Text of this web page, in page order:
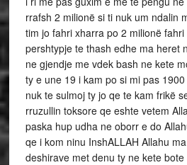
rrafsh 2 milionë si ti nuk um ndalin
tim jo fahri xharra po 2 milionë
pershtypje te thash edhe ma heret
ne gjendje me vdek bash ne kete
ty e une 19 i kam po si mi pas
nuk te sulmoj ty jo qe te kam frikë
rruzullin toksore qe eshte vetem
paska hup udha ne oborr e do
qe i kom ninu InshALLAH Allahu
deshirave met denu ty ne kete